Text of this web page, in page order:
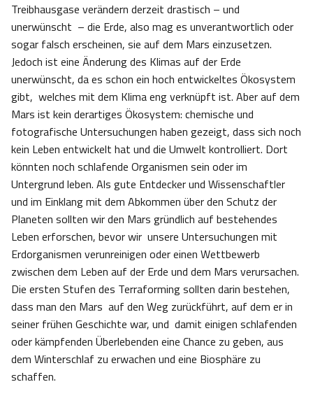
Treibhausgase verändern derzeit drastisch – und
unerwünscht – die Erde, also mag es unverantwortlich oder
sogar falsch erscheinen, sie auf dem Mars einzusetzen.
Jedoch ist eine Änderung des Klimas auf der Erde
unerwünscht, da es schon ein hoch entwickeltes Ökosystem
gibt, welches mit dem Klima eng verknüpft ist. Aber auf dem
Mars ist kein derartiges Ökosystem: chemische und
fotografische Untersuchungen haben gezeigt, dass sich noch
kein Leben entwickelt hat und die Umwelt kontrolliert. Dort
könnten noch schlafende Organismen sein oder im
Untergrund leben. Als gute Entdecker und Wissenschaftler
und im Einklang mit dem Abkommen über den Schutz der
Planeten sollten wir den Mars gründlich auf bestehendes
Leben erforschen, bevor wir unsere Untersuchungen mit
Erdorganismen verunreinigen oder einen Wettbewerb
zwischen dem Leben auf der Erde und dem Mars verursachen.
Die ersten Stufen des Terraforming sollten darin bestehen,
dass man den Mars auf den Weg zurückführt, auf dem er in
seiner frühen Geschichte war, und damit einigen schlafenden
oder kämpfenden Überlebenden eine Chance zu geben, aus
dem Winterschlaf zu erwachen und eine Biosphäre zu
schaffen.